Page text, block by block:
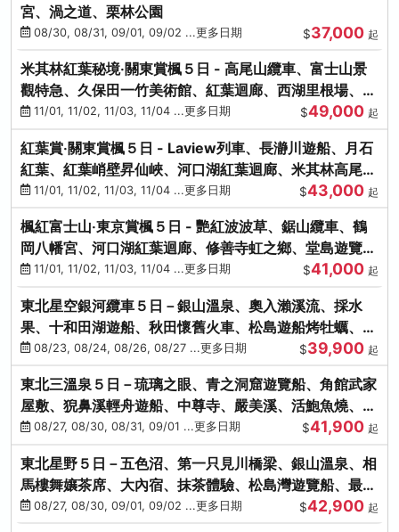
宮、渦之道、栗林公園
08/30, 08/31, 09/01, 09/02 ...更多日期 $37,000 起
米其林紅葉秘境‧關東賞楓５日 - 高尾山纜車、富士山景
觀特急、久保田一竹美術館、紅葉迴廊、西湖里根場、銀
杏大道
11/01, 11/02, 11/03, 11/04 ...更多日期 $49,000 起
紅葉賞‧關東賞楓５日 - Laview列車、長瀞川遊船、月石
紅葉、紅葉峭壁昇仙峽、河口湖紅葉迴廊、米其林高尾
山、海鮮盛宴
11/01, 11/02, 11/03, 11/04 ...更多日期 $43,000 起
楓紅富士山‧東京賞楓５日 - 艷紅波波草、鋸山纜車、鶴
岡八幡宮、河口湖紅葉迴廊、修善寺虹之鄉、堂島遊覽
船、熱海梅園
11/01, 11/02, 11/03, 11/04 ...更多日期 $41,000 起
東北星空銀河纜車５日－銀山溫泉、奧入瀨溪流、採水
果、十和田湖遊船、秋田懷舊火車、松島遊船烤牡蠣、嚴
美溪、螃蟹本家
08/23, 08/24, 08/26, 08/27 ...更多日期 $39,900 起
東北三溫泉５日－琉璃之眼、青之洞窟遊覽船、角館武家
屋敷、猊鼻溪輕舟遊船、中尊寺、嚴美溪、活鮑魚燒、烤
牡蠣、握壽司體驗
08/27, 08/30, 08/31, 09/01 ...更多日期 $41,900 起
東北星野５日－五色沼、第一只見川橋梁、銀山溫泉、相
馬樓舞孃茶席、大內宿、抹茶體驗、松島灣遊覽船、最上
川輕舟、螃蟹御膳
08/27, 08/30, 09/01, 09/02 ...更多日期 $42,900 起